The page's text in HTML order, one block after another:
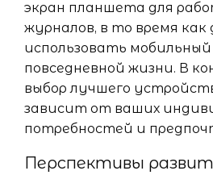
экран планшета для
журналов, в то время как
использовать
повседневной жизни. В
выбор лучшего
зависит от ваших
потребностей и
Перспективы